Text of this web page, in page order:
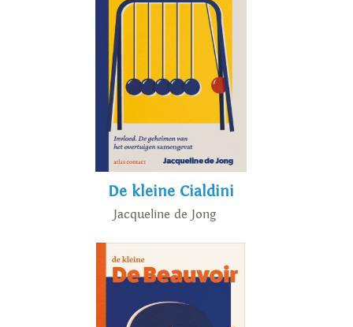
De kleine Cialdini
Jacqueline de Jong